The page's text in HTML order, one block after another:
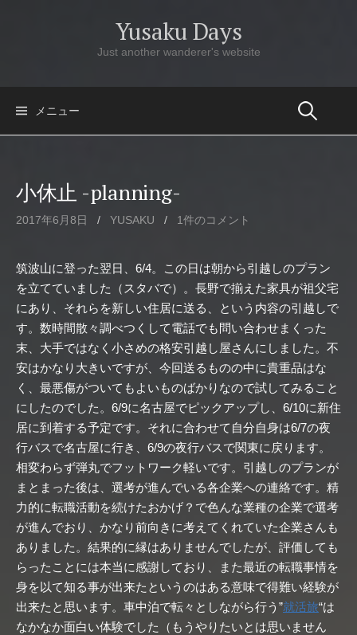
Yusaku Days
Just another wanderer's website
メニュー
小休止 -planning-
2017年6月8日 / YUSAKU / 1件のコメント
筑波山に登った翌日、6/4。この日は朝から引越しのプラン
を立てていました（スタバで）。長野で揃えた家具が祖父宅
にあり、それらを新しい住居に送る、という内容の引越しで
す。数時間散々調べつくして電話でも問い合わせまくった
末、大手ではなく小さめの格安引越し屋さんにしました。不
安はかなり大きいですが、今回送るものの中に貴重品はな
く、最悪傷がついてもよいものばかりなので試してみること
にしたのでした。6/9に名古屋でピックアップし、6/10に新住
居に到着する予定です。それに合わせて自分自身は6/7の夜
行バスで名古屋に行き、6/9の夜行バスで関東に戻ります。
相変わらず弾丸でフットワーク軽いです。引越しのプランが
まとまった後は、選考が進んでいる各企業への連絡です。精
力的に転職活動を続けたおかげ？で色んな業種の企業で選考
が進んでおり、かなり前向きに考えてくれていた企業さんも
ありました。結果的に縁はありませんでしたが、評価しても
らったことには本当に感謝しており、また最近の転職事情を
身を以て知る事が出来たというのはある意味で得難い経験が
出来たと思います。車中泊で転々としながら行う”就活旅“は
なかなか面白い体験でした（もうやりたいとは思いません